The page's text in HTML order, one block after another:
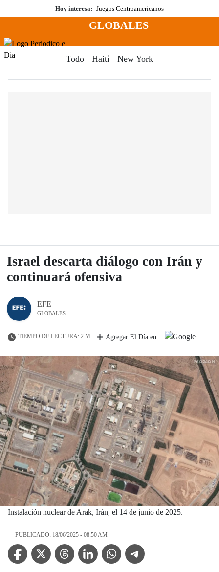
al
Hoy interesa: Juegos Centroamericanos
Menú
GLOBALES
Todo Haití New York
Israel descarta diálogo con Irán y
continuará ofensiva
EFE
GLOBALES
TIEMPO DE LECTURA: 2 M Agregar El Día en
Instalación nuclear de Arak, Irán, el 14 de junio de 2025.
PUBLICADO: 18/06/2025 - 08:50 AM
Facebook IconTwitter IconThreads IconLinkedin IconWhatsApp IconTelegram Icon